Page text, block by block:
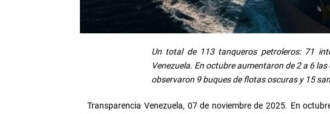
Un total de 113 tanqueros petroleros: 71
Venezuela. En octubre aumentaron de 2 a 6
observaron 9 buques de flotas oscuras y 15
Transparencia Venezuela, 07 de noviembre de 2025. En